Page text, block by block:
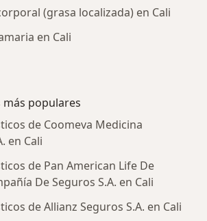
(grasa localizada) en Cali
en Cali
populares
de Coomeva Medicina
en Cali
de Pan American Life De
De Seguros S.A. en Cali
de Allianz Seguros S.A. en Cali